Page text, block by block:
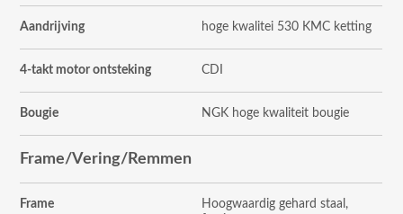
Aandrijving hoge kwalitei 530 KMC ketting
4-takt motor ontsteking CDI
Bougie NGK hoge kwaliteit bougie
Frame/Vering/Remmen
Frame
Hoogwaardig gehard staal,